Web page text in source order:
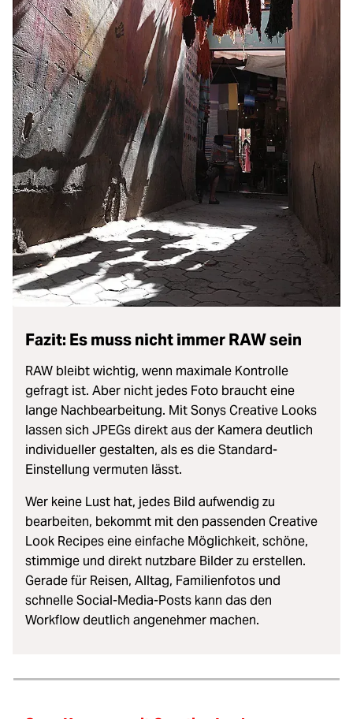
Fazit: Es muss nicht immer RAW sein
RAW bleibt wichtig, wenn maximale Kontrolle
gefragt ist. Aber nicht jedes Foto braucht eine
lange Nachbearbeitung. Mit Sonys Creative Looks
lassen sich JPEGs direkt aus der Kamera deutlich
individueller gestalten, als es die Standard-
Einstellung vermuten lässt.
Wer keine Lust hat, jedes Bild aufwendig zu
bearbeiten, bekommt mit den passenden Creative
Look Recipes eine einfache Möglichkeit, schöne,
stimmige und direkt nutzbare Bilder zu erstellen.
Gerade für Reisen, Alltag, Familienfotos und
schnelle Social-Media-Posts kann das den
Workflow deutlich angenehmer machen.